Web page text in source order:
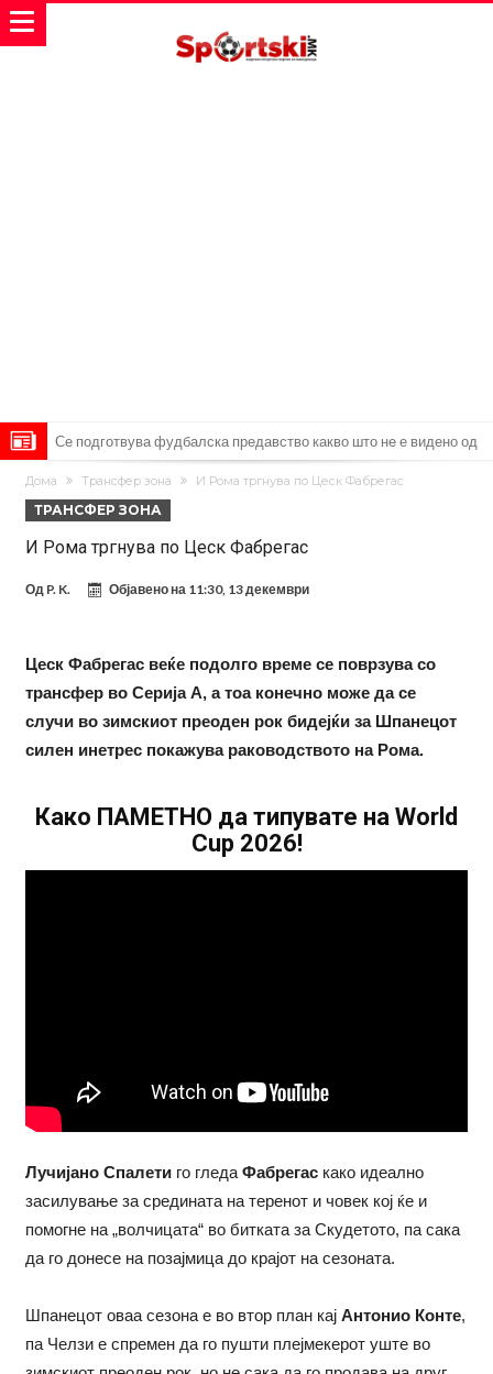
Се подготвува фудбалска предавство какво што не е видено од
2010 година?
Тикет на денот (недела, 09.08.2026)
Само во Турција: Салах доби милиони, а потоа градоначалникот
го остави без зборови
Зборови кои сите ги чекаа, Симеоне го спореди Алварез со
Гризман
Реал Мадрид ја прекинува потрагата по нов играч за врска
посилен од кога било
Ханси Флик не жали долго за Араухо, туку брзо најде замена во
англиската Премиер лига
Играч на Барселона бесен го напушти тренингот по
Кам-бек на терен за Мудрик по над 600 дена, но веднаш
Дома Трансфер зона И Рома тргнува по Цеск Фабрегас
ТРАНСФЕР ЗОНА
И Рома тргнува по Цеск Фабрегас
Од P. K. Објавено на 11:30, 13 декември
Цеск Фабрегас веќе подолго време се поврзува со
трансфер во Серија А, а тоа конечно може да се
случи во зимскиот преоден рок бидејќи за Шпанецот
силен инетрес покажува раководството на Рома.
Како ПАМЕТНО да типувате на World
Cup 2026!
Лучијано Спалетиго гледа Фабрегаскако идеално
засилување за средината на теренот и човек кој ќе и
помогне на „волчицата“ во битката за Скудетото, па сака
да го донесе на позајмица до крајот на сезоната.
Шпанецот оваа сезона е во втор план кај Антонио Конте,
па Челзи е спремен да го пушти плејмекерот уште во